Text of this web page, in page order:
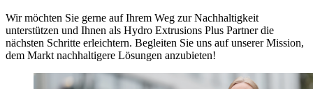
Wir möchten Sie gerne auf Ihrem Weg zur Nachhaltigkeit
unterstützen und Ihnen als Hydro Extrusions Plus Partner die
nächsten Schritte erleichtern. Begleiten Sie uns auf unserer Mission,
dem Markt nachhaltigere Lösungen anzubieten!